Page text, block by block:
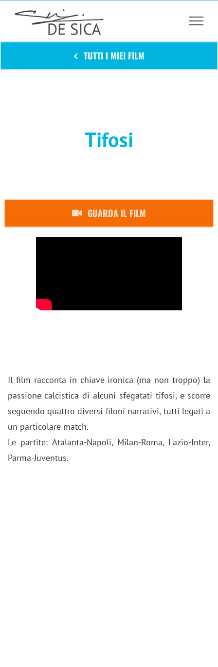
TUTTI I MIEI FILM
Tifosi
GUARDA IL FILM
Il film racconta in chiave ironica (ma non troppo) la
passione calcistica di alcuni sfegatati tifosi, e scorre
seguendo quattro diversi filoni narrativi, tutti legati a
un particolare match.
Le partite: Atalanta-Napoli, Milan-Roma, Lazio-Inter,
Parma-Juventus.